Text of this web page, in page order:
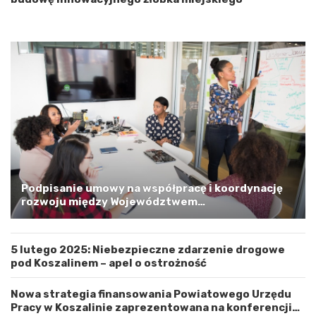
p
k
i
m
G
n
i
a
s
t
e
Podpisanie umowy na współpracę i koordynację
rozwoju między Województwem
Zachodniopomorskim a Gminą Miastem Koszalin
5 lutego 2025: Niebezpieczne zdarzenie drogowe
pod Koszalinem – apel o ostrożność
Nowa strategia finansowania Powiatowego Urzędu
Pracy w Koszalinie zaprezentowana na konferencji